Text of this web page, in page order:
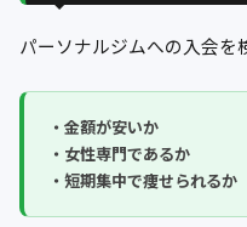
パーソナルジムへの入会を
・金額が安いか
・女性専門であるか
・短期集中で痩せられるか